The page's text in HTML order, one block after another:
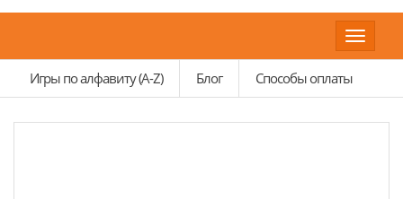
Toggle
Игры по алфавиту (A-Z)
Блог Способы оплаты